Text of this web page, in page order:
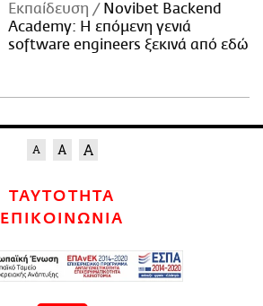
Εκπαίδευση
Novibet Backend
Academy: Η επόμενη γενιά
software engineers ξεκινά από εδώ
ΤΑΥΤΟΤΗΤΑ
ΕΠΙΚΟΙΝΩΝΙΑ